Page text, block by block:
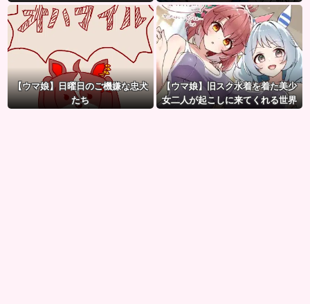
ｗｗｗ「大変なことに…」
【ウマ娘】日曜日のご機嫌な忠犬
たち
【ウマ娘】旧スク水着を着た美少
女二人が起こしに来てくれる世界